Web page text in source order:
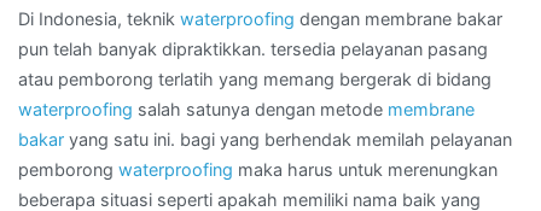
Kota
KUPANG
Di Indonesia, teknik waterproofing dengan membrane bakar
pun telah banyak dipraktikkan. tersedia pelayanan pasang
atau pemborong terlatih yang memang bergerak di bidang
waterproofing salah satunya dengan metode membrane
bakar yang satu ini. bagi yang berhendak memilah pelayanan
pemborong waterproofing maka harus untuk merenungkan
beberapa situasi seperti apakah memiliki nama baik yang